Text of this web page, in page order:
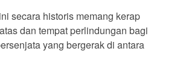
secara historis memang kerap
dan tempat perlindungan bagi
yang bergerak di antara